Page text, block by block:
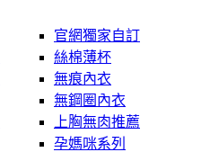
官網獨家自訂
絲棉薄杯
無痕內衣
無鋼圈內衣
上胸無肉推薦
孕媽咪系列